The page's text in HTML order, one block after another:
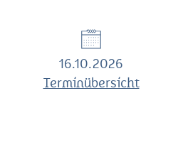
16.10.2026
Terminübersicht